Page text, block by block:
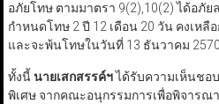
อภัยโทษ ตามมาตรา 9(2),10(2) ได้อภัย
กำหนดโทษ 2 ปี 12 เดือน 20 วัน คงเหลื
และจะพ้นโทษในวันที่ 13 ธันวาคม 2570
ทั้งนี้นายเสกสรรค์ฯได้รับความเห็นชอ
พิเศษ จากคณะอนุกรรมการเพื่อพิจารณ